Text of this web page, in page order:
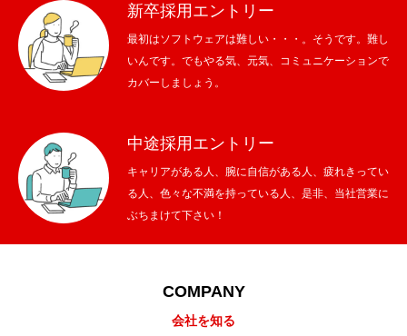
新卒採用エントリー
最初はソフトウェアは難しい・・・。そうです。難し
いんです。でもやる気、元気、コミュニケーションで
カバーしましょう。
中途採用エントリー
キャリアがある人、腕に自信がある人、疲れきってい
る人、色々な不満を持っている人、是非、当社営業に
ぶちまけて下さい！
COMPANY
会社を知る